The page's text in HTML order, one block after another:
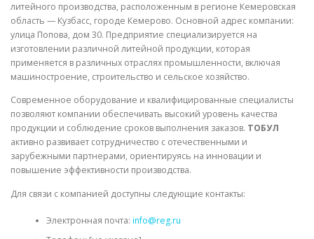
литейного производства, расположенным в регионе Кемеровская
область — Кузбасс, городе Кемерово. Основной адрес компании:
улица Попова, дом 30. Предприятие специализируется на
изготовлении различной литейной продукции, которая
применяется в различных отраслях промышленности, включая
машиностроение, строительство и сельское хозяйство.
Современное оборудование и квалифицированные специалисты
позволяют компании обеспечивать высокий уровень качества
продукции и соблюдение сроков выполнения заказов. ТОБУЛ
активно развивает сотрудничество с отечественными и
зарубежными партнерами, ориентируясь на инновации и
повышение эффективности производства.
Для связи с компанией доступны следующие контакты:
Электронная почта: info@reg.ru